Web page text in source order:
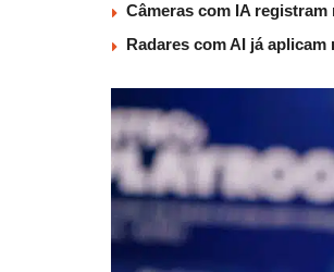
Câmeras com IA
Radares com AI já